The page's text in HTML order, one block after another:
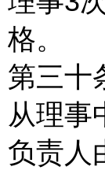
格。
第三十
从理事
负责人